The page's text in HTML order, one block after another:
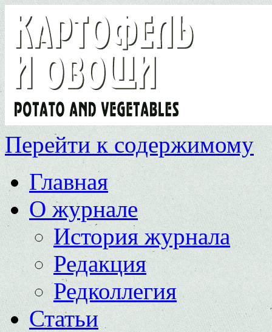
Перейти к содержимому
Главная
О журнале
История журнала
Редакция
Редколлегия
Статьи